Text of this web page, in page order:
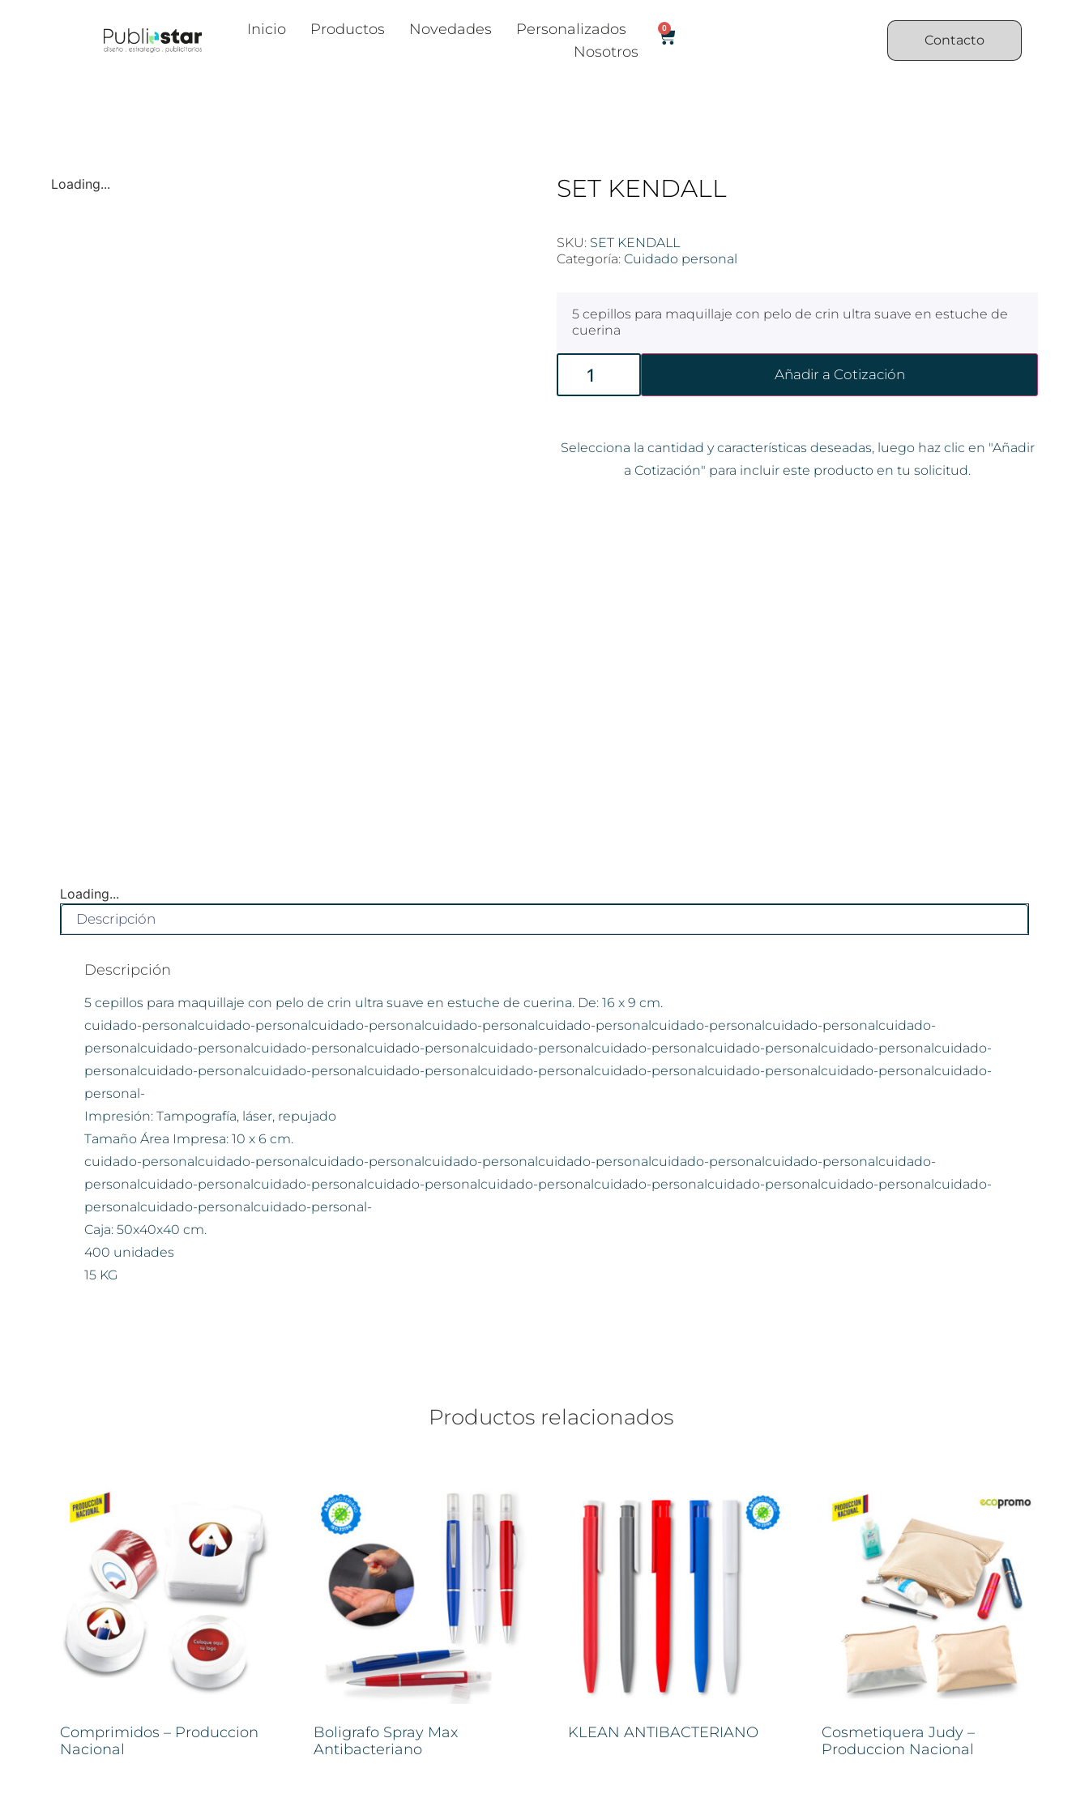
Inicio Productos Novedades
Personalizados
Nosotros
0
Contacto
Loading... SET KENDALL
SKU: SET KENDALL
Categoría: Cuidado personal
5 cepillos para maquillaje con pelo de crin ultra suave en estuche de
cuerina
Añadir a Cotización
Selecciona la cantidad y características deseadas, luego haz clic en "Añadir
a Cotización" para incluir este producto en tu solicitud.
Loading...
Descripción
Descripción
5 cepillos para maquillaje con pelo de crin ultra suave en estuche de cuerina. De: 16 x 9 cm.
cuidado-personalcuidado-personalcuidado-personalcuidado-personalcuidado-personalcuidado-personalcuidado-personalcuidado-
personalcuidado-personalcuidado-personalcuidado-personalcuidado-personalcuidado-personalcuidado-personalcuidado-personalcuidado-
personalcuidado-personalcuidado-personalcuidado-personalcuidado-personalcuidado-personalcuidado-personalcuidado-personalcuidado-
personal-
Impresión: Tampografía, láser, repujado
Tamaño Área Impresa: 10 x 6 cm.
cuidado-personalcuidado-personalcuidado-personalcuidado-personalcuidado-personalcuidado-personalcuidado-personalcuidado-
personalcuidado-personalcuidado-personalcuidado-personalcuidado-personalcuidado-personalcuidado-personalcuidado-personalcuidado-
personalcuidado-personalcuidado-personal-
Caja: 50x40x40 cm.
400 unidades
15 KG
Productos relacionados
Comprimidos – Produccion
Nacional
Boligrafo Spray Max
Antibacteriano
KLEAN ANTIBACTERIANO
Cosmetiquera Judy –
Produccion Nacional